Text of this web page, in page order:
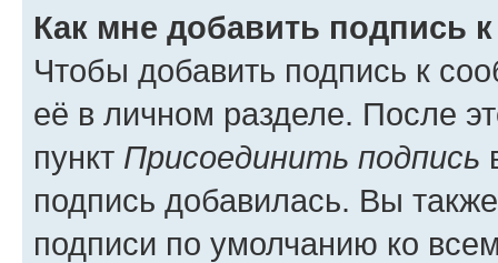
Как мне добавить подпись
Чтобы добавить подпись к
её в личном разделе. После
пункт Присоединить подпись
подпись добавилась. Вы
подписи по умолчанию ко